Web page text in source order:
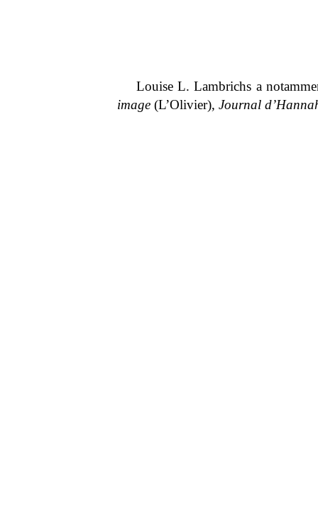
Louise L. Lambrichs a
image (L’Olivier), Journal